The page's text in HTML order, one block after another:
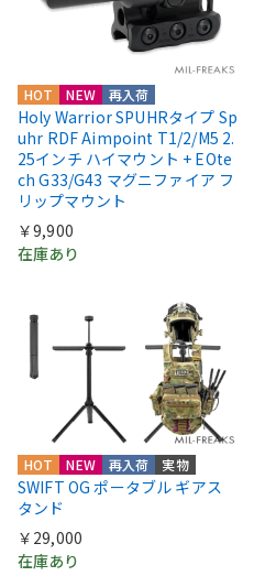
HOT NEW 再入荷
Holy Warrior SPUHRタイプ Sp
uhr RDF Aimpoint T1/2/M5 2.
25インチ ハイマウント + EOte
ch G33/G43 マグニファイア フ
リップマウント
￥9,900
在庫あり
HOT NEW 再入荷 実物
SWIFT OG ポータブル ギアス
タンド
￥29,000
在庫あり